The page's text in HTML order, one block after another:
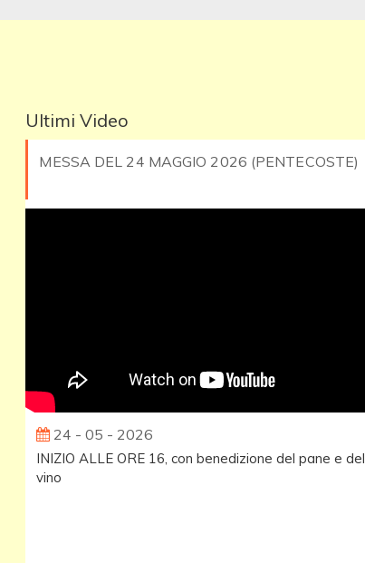
Ultimi Video
MESSA DEL 24 MAGGIO 2026 (PENTECOSTE)
24 - 05 - 2026
INIZIO ALLE ORE 16, con benedizione del pane e del
vino